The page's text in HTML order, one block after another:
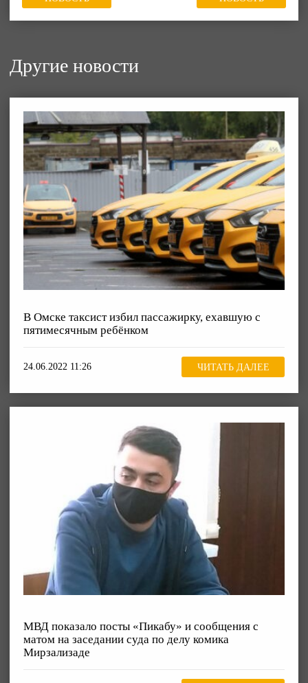
Другие новости
В Омске таксист избил пассажирку, ехавшую с
пятимесячным ребёнком
24.06.2022 11:26 ЧИТАТЬ ДАЛЕЕ
МВД показало посты «Пикабу» и сообщения с
матом на заседании суда по делу комика
Мирзализаде